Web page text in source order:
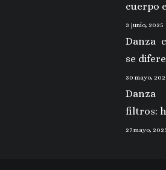
cuerpo
3 junio, 2025
Danza
se
30 mayo,
filtros:
27 mayo,